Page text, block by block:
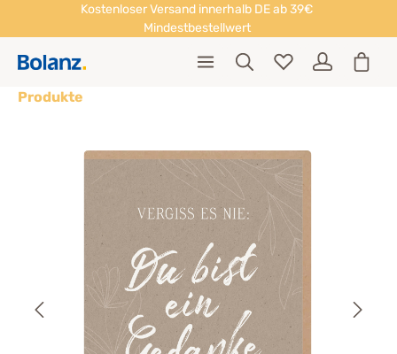
Kostenloser Versand innerhalb DE ab 39€
Mindestbestellwert
Produkte